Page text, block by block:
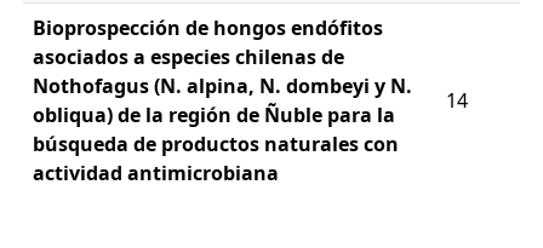
Bioprospección de hongos endófitos
asociados a especies chilenas de
Nothofagus (N. alpina, N. dombeyi y N.
obliqua) de la región de Ñuble para la
búsqueda de productos naturales con
actividad antimicrobiana
14